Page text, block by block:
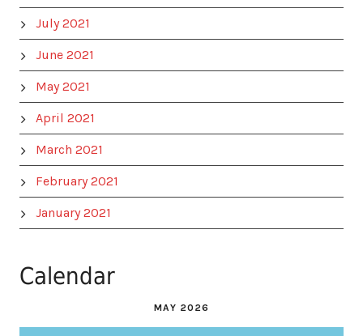
July 2021
June 2021
May 2021
April 2021
March 2021
February 2021
January 2021
Calendar
MAY 2026